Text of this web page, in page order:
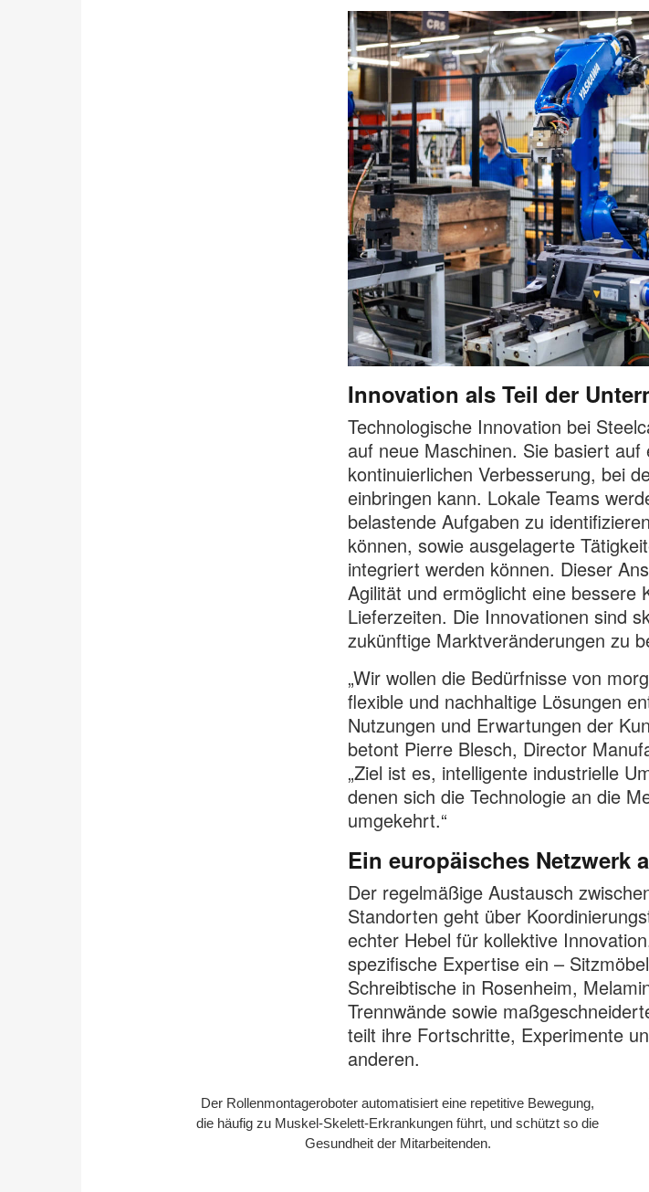
Innovation als Teil der
Technologische Innovation bei
auf neue Maschinen. Sie basiert auf
kontinuierlichen Verbesserung, bei
einbringen kann. Lokale Teams
belastende Aufgaben zu
können, sowie ausgelagerte
integriert werden können. Dieser
Agilität und ermöglicht eine bessere
Lieferzeiten. Die Innovationen sind
zukünftige Marktveränderungen zu
„Wir wollen die Bedürfnisse von
flexible und nachhaltige Lösungen
Nutzungen und Erwartungen der
betont Pierre Blesch, Director
„Ziel ist es, intelligente industrielle
denen sich die Technologie an die
umgekehrt.“
Ein europäisches Netzwerk
Der regelmäßige Austausch
Standorten geht über
echter Hebel für kollektive
spezifische Expertise ein –
Schreibtische in Rosenheim,
Trennwände sowie
teilt ihre Fortschritte, Experimente
anderen.
Der Rollenmontageroboter automatisiert eine repetitive Bewegung,
die häufig zu Muskel-Skelett-Erkrankungen führt, und schützt so die
Gesundheit der Mitarbeitenden.